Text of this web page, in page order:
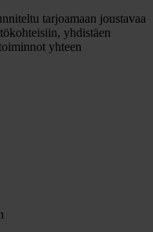
tarjoamaan joustavaa
yhdistäen
yhteen